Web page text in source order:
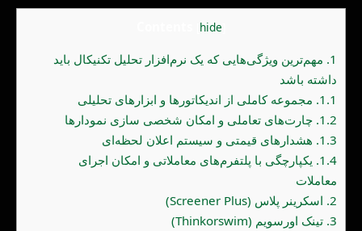
hide
1. مهم‌ترین ویژگی‌هایی که یک نرم‌افزار تحلیل تکنیکال باید
داشته باشد
1.1. مجموعه کاملی از اندیکاتورها و ابزارهای تحلیلی
1.2. چارت‌های تعاملی و امکان شخصی سازی نمودارها
1.3. هشدارهای قیمتی و سیستم اعلان لحظه‌ای
1.4. یکپارچگی با پلتفرم‌های معاملاتی و امکان اجرای
معاملات
2. اسکرینر پلاس (Screener Plus)
3. تینک‌ اور‌سویم (Thinkorswim)